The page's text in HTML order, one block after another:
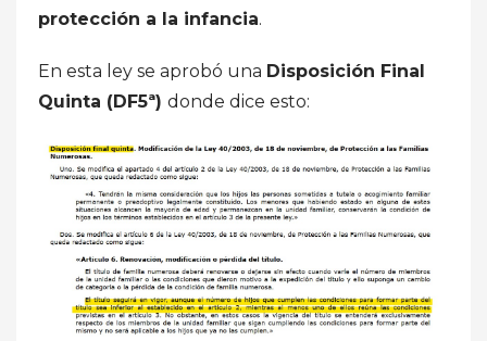
protección a la infancia.
En esta ley se aprobó una Disposición Final
Quinta (DF5ª) donde dice esto: